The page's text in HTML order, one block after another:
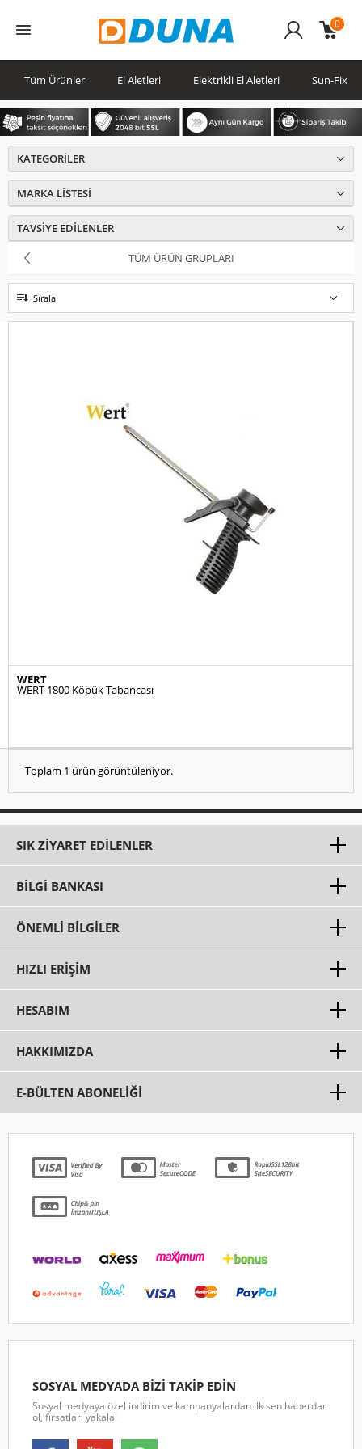
0
Tüm Ürünler El Aletleri Elektrikli El Aletleri Sun-Fix
KATEGORILER
MARKA LISTESI
TAVSIYE EDILENLER
TÜM ÜRÜN GRUPLARI
Sırala
WERT
WERT 1800 Köpük Tabancası
Toplam 1 ürün görüntüleniyor.
SIK ZIYARET EDILENLER
BILGI BANKASI
ÖNEMLI BILGILER
HIZLI ERIŞIM
HESABIM
HAKKIMIZDA
E-BÜLTEN ABONELİĞİ
SOSYAL MEDYADA BİZİ TAKİP EDİN
Sosyal medyaya özel indirim ve kampanyalardan ilk sen haberdar
ol, fırsatları yakala!